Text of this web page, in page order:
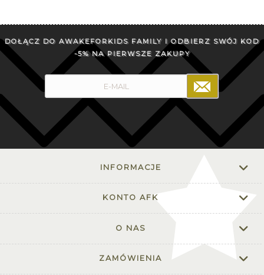
DOŁĄCZ DO AWAKEFORKIDS FAMILY I ODBIERZ SWÓJ KOD
-5% NA PIERWSZE ZAKUPY
INFORMACJE
KONTO AFK
O NAS
ZAMÓWIENIA